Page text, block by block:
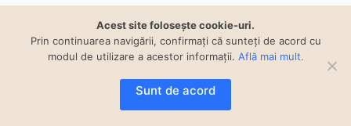
Copyright © 2023 Smart Proiect built and powered by
Acest site foloseşte cookie-uri.
Prin continuarea navigării, confirmați că sunteți de acord cu
modul de utilizare a acestor informaţii. Află mai mult.
Sunt de acord